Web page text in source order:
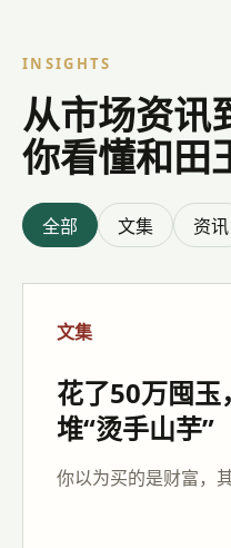
INSIGHTS
从市场资讯
你看懂和田
全部 文集 资讯
文集
花了50万囤
堆“烫手山芋”
你以为买的是财富，